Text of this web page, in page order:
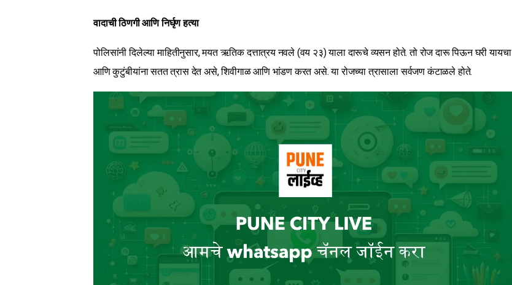
वादाची ठिणगी आणि निर्घृण हत्या
पोलिसांनी दिलेल्या माहितीनुसार, मयत ऋतिक दत्तात्रय नवले (वय २३) याला दारूचे व्यसन होते. तो रोज दारू पिऊन घरी यायचा
आणि कुटुंबीयांना सतत त्रास देत असे, शिवीगाळ आणि भांडण करत असे. या रोजच्या त्रासाला सर्वजण कंटाळले होते.